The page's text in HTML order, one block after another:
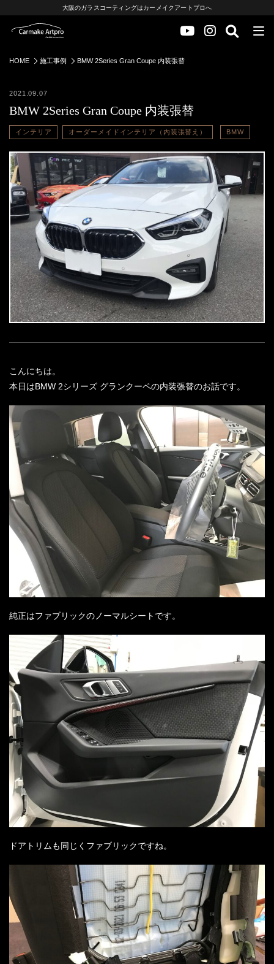
大阪のガラスコーティングはカーメイクアートプロへ
HOME 施工事例 BMW 2Series Gran Coupe 内装張替
2021.09.07
BMW 2Series Gran Coupe 内装張替
インテリア オーダーメイドインテリア（内装張替え） BMW
こんにちは。
本日はBMW 2シリーズ グランクーペの内装張替のお話です。
純正はファブリックのノーマルシートです。
ドアトリムも同じくファブリックですね。